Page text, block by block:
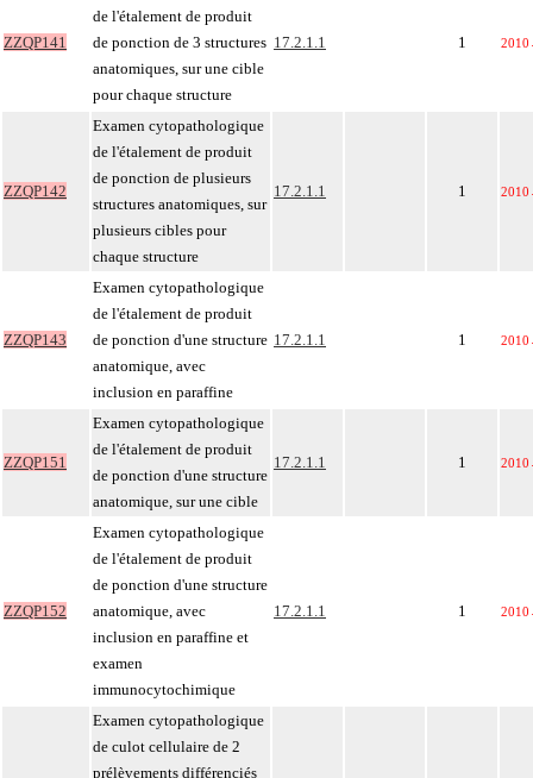
ZZQP141
de l'étalement de produit
de ponction de 3 structures
anatomiques, sur une cible
pour chaque structure
17.2.1.1 1 2010
ZZQP142
Examen cytopathologique
de l'étalement de produit
de ponction de plusieurs
structures anatomiques, sur
plusieurs cibles pour
chaque structure
17.2.1.1 1 2010
ZZQP143
Examen cytopathologique
de l'étalement de produit
de ponction d'une structure
anatomique, avec
inclusion en paraffine
17.2.1.1 1 2010
ZZQP151
Examen cytopathologique
de l'étalement de produit
de ponction d'une structure
anatomique, sur une cible
17.2.1.1 1 2010
ZZQP152
Examen cytopathologique
de l'étalement de produit
de ponction d'une structure
anatomique, avec
inclusion en paraffine et
examen
immunocytochimique
17.2.1.1 1 2010
Examen cytopathologique
de culot cellulaire de 2
prélèvements différenciés